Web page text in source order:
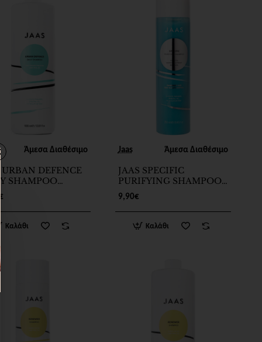
Άμεσα Διαθέσιμο
URBAN DEFENCE
SHAMPOO
Καλάθι
Jaas
Άμεσα Διαθέσιμο
JAAS SPECIFIC
PURIFYING SHAMPOO
DUNDRUFF & OILY
SCALP CONTROL 250ml
9,90€
Καλάθι